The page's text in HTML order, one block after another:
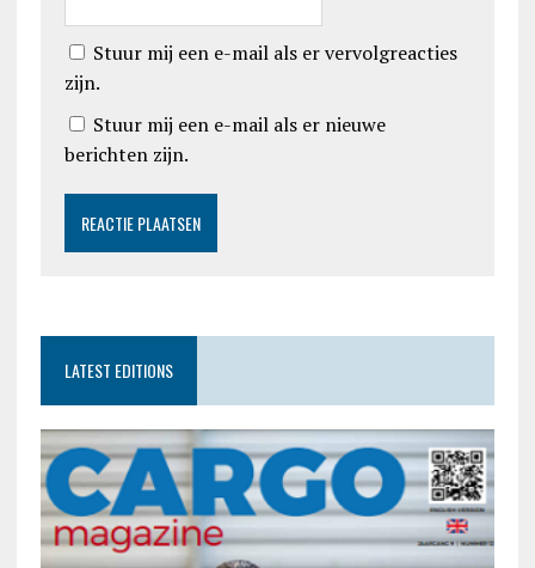
Stuur mij een e-mail als er vervolgreacties
zijn.
Stuur mij een e-mail als er nieuwe
berichten zijn.
LATEST EDITIONS